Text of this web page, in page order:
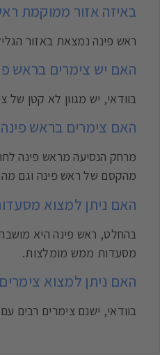
באיזה אזור ממוקמת
ראש פינה נמצאת באזור
האם יש צימרים בראש
בוודאי, יש מגוון לא קטן
האם צימרים בראש פינה
מהקסם של ראש פינה וגם
האם ניתן למצוא
בהחלט, ראש פינה היא
מסעדות ממש מומלצות.
האם ניתן למצוא
בוודאי, ישנם צימרים רבים